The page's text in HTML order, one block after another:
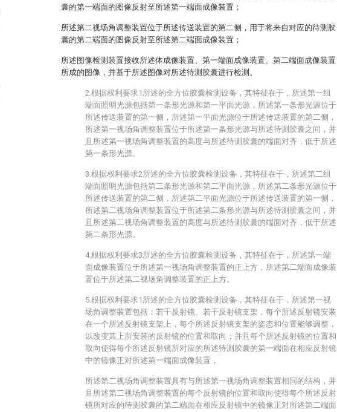
囊的第一端面的图像反射至所述第一端面成像装置；
所述第二视场角调整装置位于所述传送装置的第二侧，用于将来自对应的待测胶
囊的第二端面的图像反射至所述第二端面成像装置；
所述图像检测装置接收所述体成像装置、第一端面成像装置、第二端面成像装置
所成的图像，并基于所述图像对所述待测胶囊进行检测。
2.根据权利要求1所述的全方位胶囊检测设备，其特征在于，所述第一组
端面照明光源包括第一条形光源和第一平面光源，所述第一条形光源位于
所述传送装置的第一侧，所述第一平面光源位于所述传送装置的第二侧，
所述第一视场角调整装置位于所述第一条形光源与所述待测胶囊之间，并
且所述第一视场角调整装置的高度与所述待测胶囊的端面对齐，低于所述
第一条形光源。
3.根据权利要求2所述的全方位胶囊检测设备，其特征在于，所述第二组
端面照明光源包括第二条形光源和第二平面光源，所述第二条形光源位于
所述传送装置的第二侧，所述第二平面光源位于所述传送装置的第一侧，
所述第二视场角调整装置位于所述第二条形光源与所述待测胶囊之间，并
且所述第二视场角调整装置的高度与所述待测胶囊的端面对齐，低于所述
第二条形光源。
4.根据权利要求3所述的全方位胶囊检测设备，其特征在于，所述第一端
面成像装置位于所述第一视场角调整装置的正上方，所述第二端面成像装
置位于所述第二视场角调整装置的正上方。
5.根据权利要求1所述的全方位胶囊检测设备，其特征在于，所述第一视
场角调整装置包括：若干反射镜、若干反射镜支架，每个所述反射镜安装
在一个所述反射镜支架上，每个所述反射镜支架的姿态和位置能够调整，
以改变其上所安装的反射镜的位置和取向；并且每个所述反射镜的位置和
取向使得每个所述反射镜所对应的所述待测胶囊的第一端面在相应反射镜
中的镜像正对所述第一端面成像装置，
所述第二视场角调整装置具有与所述第一视场角调整装置相同的结构，并
且所述第二视场角调整装置的每个反射镜的位置和取向使得每个所述反射
镜所对应的待测胶囊的第二端面在相应反射镜中的镜像正对所述第二端面